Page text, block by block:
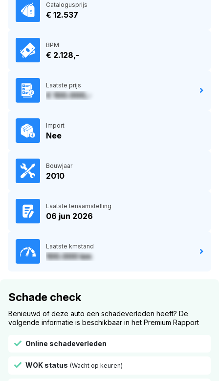
Catalogusprijs
€ 12.537
BPM
€ 2.128,-
Laatste prijs
€ 100.000,-
Import
Nee
Bouwjaar
2010
Laatste tenaamstelling
06 jun 2026
Laatste kmstand
100.000 km
Schade check
Benieuwd of deze auto een schadeverleden heeft? De
volgende informatie is beschikbaar in het Premium Rapport
Online schadeverleden
WOK status (Wacht op keuren)